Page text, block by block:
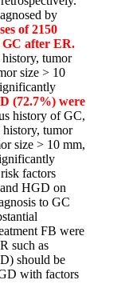
by
of 2150
GC after ER.
tumor
size > 10
(72.7%) were
history of GC,
tumor
size > 10 mm,
factors
HGD on
to GC
FB were
such as
should be
with factors